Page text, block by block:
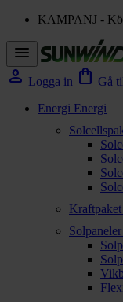
KAMPANJ -
menu
person Logga in shopping_bag Gå
Energi Energi
Solpaneler